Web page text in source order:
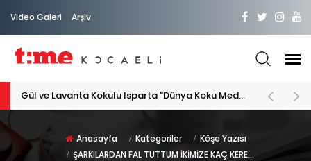
Video Galeri Arşiv
Gül ve Lavanta Kokulu Isparta "Dünya Koku Medeniyeti"
Anasayfa Kategoriler
Köşe Yazısı
ŞARKILARDAN FAL TUTTUM İKİMİZE KAÇ KERE…